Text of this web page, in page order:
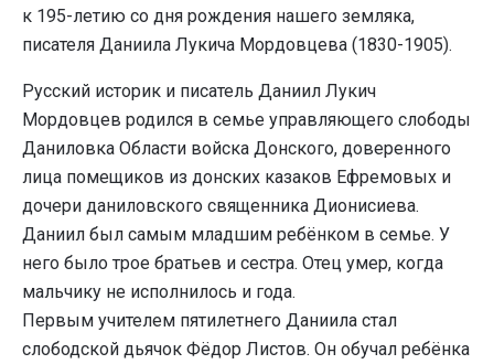
к 195-летию со дня рождения нашего земляка,
писателя Даниила Лукича Мордовцева (1830-1905).
Русский историк и писатель Даниил Лукич
Мордовцев родился в семье управляющего слободы
Даниловка Области войска Донского, доверенного
лица помещиков из донских казаков Ефремовых и
дочери даниловского священника Дионисиева.
Даниил был самым младшим ребёнком в семье. У
него было трое братьев и сестра. Отец умер, когда
мальчику не исполнилось и года.
Первым учителем пятилетнего Даниила стал
слободской дьячок Фёдор Листов. Он обучал ребёнка